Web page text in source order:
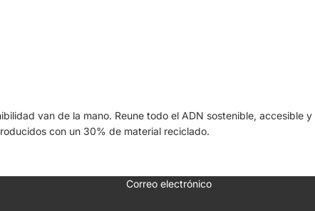
van de la mano. Reune todo el ADN sostenible, accesible
con un 30% de material reciclado.
Correo electrónico
Política de reembolso
Términos del servicio